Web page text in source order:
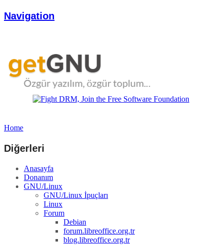
Navigation
Home
Diğerleri
Anasayfa
Donanım
GNU/Linux
GNU/Linux İpuçları
Linux
Forum
Debian
forum.libreoffice.org.tr
blog.libreoffice.org.tr